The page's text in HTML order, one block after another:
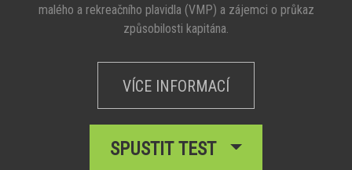
malého a rekreačního plavidla (VMP) a zájemci o průkaz
způsobilosti kapitána.
VÍCE INFORMACÍ
SPUSTIT TEST